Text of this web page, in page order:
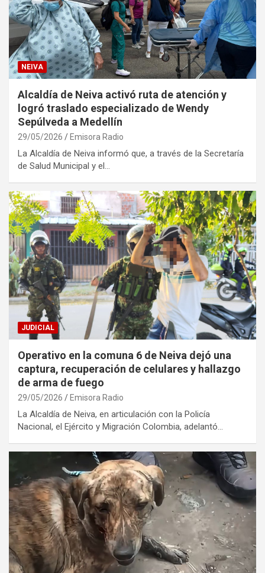
NEIVA
Alcaldía de Neiva activó ruta de atención y
logró traslado especializado de Wendy
Sepúlveda a Medellín
29/05/2026 Emisora Radio
La Alcaldía de Neiva informó que, a través de la Secretaría
de Salud Municipal y el…
JUDICIAL
Operativo en la comuna 6 de Neiva dejó una
captura, recuperación de celulares y hallazgo
de arma de fuego
29/05/2026 Emisora Radio
La Alcaldía de Neiva, en articulación con la Policía
Nacional, el Ejército y Migración Colombia, adelantó…